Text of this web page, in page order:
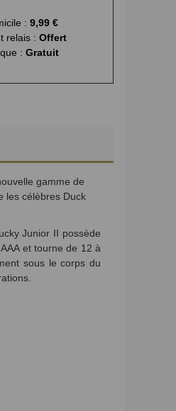
: 9,99 €
relais : Offert
: Gratuit
gamme de
les célèbres Duck
Junior II possède
et tourne de 12 à
sous le corps du